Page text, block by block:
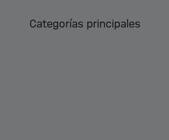
Categorías principales